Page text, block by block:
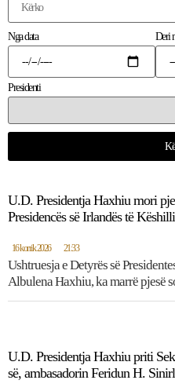
Nga data Deri
Presidenti
U.D. Presidentja Haxhiu mori
Presidencës së Irlandës të
16 korrik 2026 21:33
Ushtruesja e Detyrës së
Albulena Haxhiu, ka marrë pjesë
U.D. Presidentja Haxhiu priti
së, ambasadorin Feridun H.